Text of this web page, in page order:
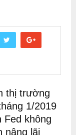
thị trường
1/2019
Fed không
nâng lãi